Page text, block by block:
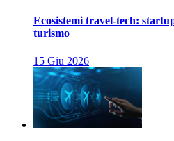
Ecosistemi travel-tech:
turismo
15 Giu 2026